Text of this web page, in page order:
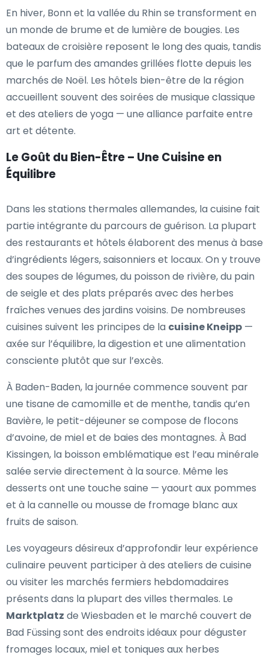
En hiver, Bonn et la vallée du Rhin se transforment en
un monde de brume et de lumière de bougies. Les
bateaux de croisière reposent le long des quais, tandis
que le parfum des amandes grillées flotte depuis les
marchés de Noël. Les hôtels bien-être de la région
accueillent souvent des soirées de musique classique
et des ateliers de yoga — une alliance parfaite entre
art et détente.
Le Goût du Bien-Être – Une Cuisine en
Équilibre
Dans les stations thermales allemandes, la cuisine fait
partie intégrante du parcours de guérison. La plupart
des restaurants et hôtels élaborent des menus à base
d’ingrédients légers, saisonniers et locaux. On y trouve
des soupes de légumes, du poisson de rivière, du pain
de seigle et des plats préparés avec des herbes
fraîches venues des jardins voisins. De nombreuses
cuisines suivent les principes de la cuisine Kneipp —
axée sur l’équilibre, la digestion et une alimentation
consciente plutôt que sur l’excès.
À Baden-Baden, la journée commence souvent par
une tisane de camomille et de menthe, tandis qu’en
Bavière, le petit-déjeuner se compose de flocons
d’avoine, de miel et de baies des montagnes. À Bad
Kissingen, la boisson emblématique est l’eau minérale
salée servie directement à la source. Même les
desserts ont une touche saine — yaourt aux pommes
et à la cannelle ou mousse de fromage blanc aux
fruits de saison.
Les voyageurs désireux d’approfondir leur expérience
culinaire peuvent participer à des ateliers de cuisine
ou visiter les marchés fermiers hebdomadaires
présents dans la plupart des villes thermales. Le
Marktplatz de Wiesbaden et le marché couvert de
Bad Füssing sont des endroits idéaux pour déguster
fromages locaux, miel et toniques aux herbes